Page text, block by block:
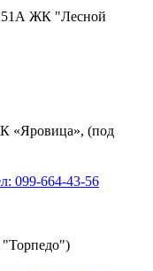
ЖК "Лесной
«Яровица», (под
099-664-43-56
"Торпедо")